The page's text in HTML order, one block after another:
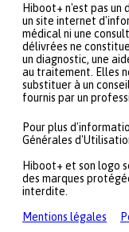
Hiboot+ n'est pas un
un site internet
médical ni une
délivrées ne
un diagnostic, une
au traitement. Elles
substituer à un
fournis par un
Pour plus
Générales
Hiboot+ et son logo
des marques
interdite.
Mentions légales